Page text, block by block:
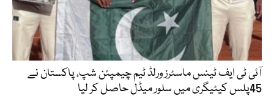
آئی ٹی ایف ٹینس ماسٹرز ورلڈ ٹیم چیمپئن شپ، پاکستان نے
45پلس کیٹیگری میں سلور میڈل حاصل کر لیا